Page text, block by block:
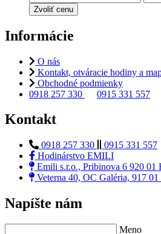
Zvoliť cenu
Informácie
O nás
Kontakt, otváracie hodiny a
Obchodné podmienky
0918 257 330
0915 331 557
Kontakt
0918 257 330
0915 331 557
Hodinárstvo EMILI
Emili s.r.o., Pribinova 6 920 01
Veterna 40, OC Galéria, 917 01
Napíšte nám
Meno